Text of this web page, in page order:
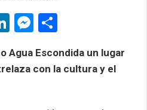
Li
ke
dI
M
se
n
m
p
Agua Escondida un lugar
con la cultura y el